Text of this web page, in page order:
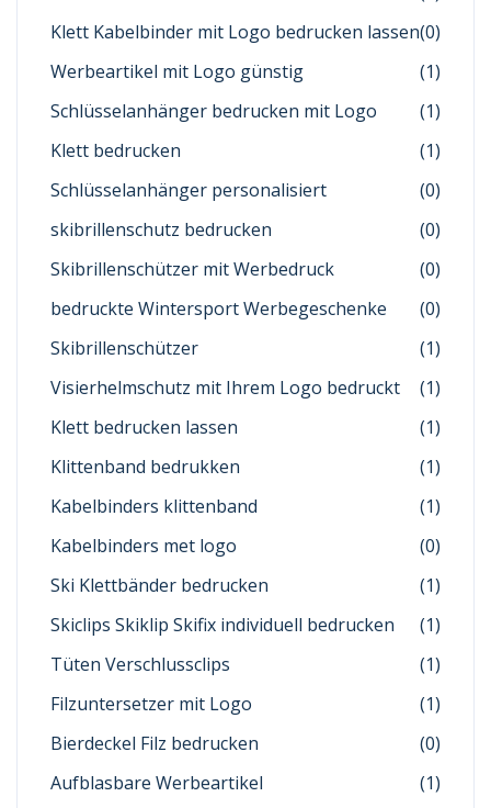
Klett Kabelbinder mit Logo bedrucken lassen(0)
Werbeartikel mit Logo günstig
(1)
Schlüsselanhänger bedrucken mit Logo
(1)
Klett bedrucken
(1)
Schlüsselanhänger personalisiert
(0)
skibrillenschutz bedrucken
(0)
Skibrillenschützer mit Werbedruck
(0)
bedruckte Wintersport Werbegeschenke
(0)
Skibrillenschützer
(1)
Visierhelmschutz mit Ihrem Logo bedruckt
(1)
Klett bedrucken lassen
(1)
Klittenband bedrukken
(1)
Kabelbinders klittenband
(1)
Kabelbinders met logo
(0)
Ski Klettbänder bedrucken
(1)
Skiclips Skiklip Skifix individuell bedrucken
(1)
Tüten Verschlussclips
(1)
Filzuntersetzer mit Logo
(1)
Bierdeckel Filz bedrucken
(0)
Aufblasbare Werbeartikel
(1)